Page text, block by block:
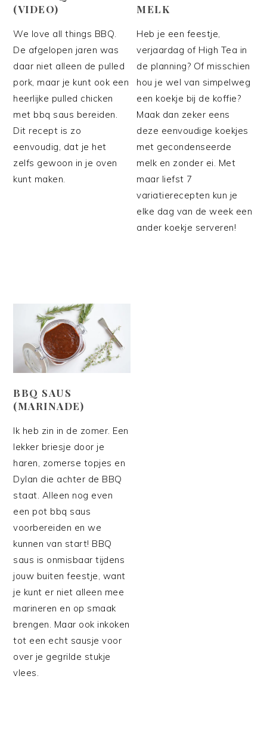
(VIDEO)
We love all things BBQ.
De afgelopen jaren was
daar niet alleen de pulled
pork, maar je kunt ook een
heerlijke pulled chicken
met bbq saus bereiden.
Dit recept is zo
eenvoudig, dat je het
zelfs gewoon in je oven
kunt maken.
MELK
Heb je een feestje,
verjaardag of High Tea in
de planning? Of misschien
hou je wel van simpelweg
een koekje bij de koffie?
Maak dan zeker eens
deze eenvoudige koekjes
met gecondenseerde
melk en zonder ei. Met
maar liefst 7
variatierecepten kun je
elke dag van de week een
ander koekje serveren!
BBQ SAUS
(MARINADE)
Ik heb zin in de zomer. Een
lekker briesje door je
haren, zomerse topjes en
Dylan die achter de BBQ
staat. Alleen nog even
een pot bbq saus
voorbereiden en we
kunnen van start! BBQ
saus is onmisbaar tijdens
jouw buiten feestje, want
je kunt er niet alleen mee
marineren en op smaak
brengen. Maar ook inkoken
tot een echt sausje voor
over je gegrilde stukje
vlees.